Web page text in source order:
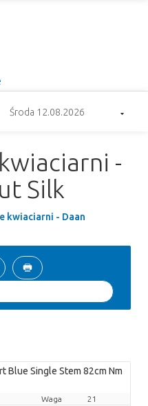
Środa 12.08.2026
-
Silk
kwiaciarni - Daan
Blue Single Stem 82cm Nm
Waga
21